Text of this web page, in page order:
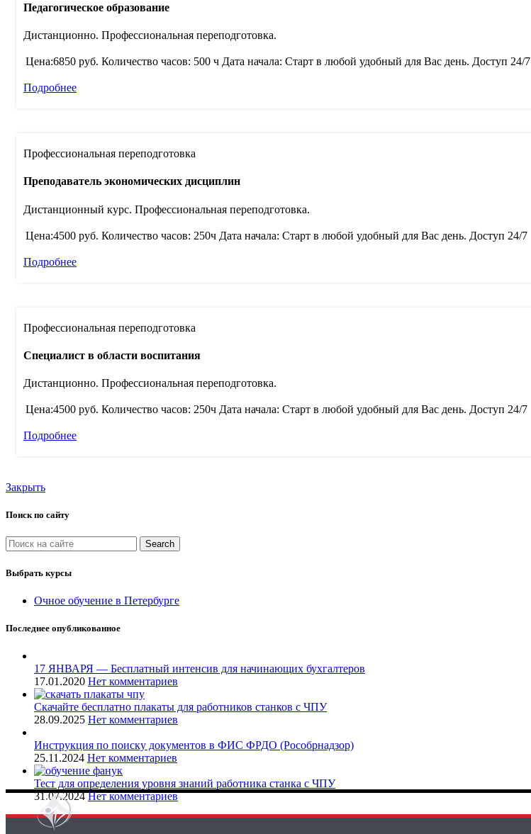
Педагогическое образование
Дистанционно. Профессиональная переподготовка.
Цена:6850 руб. Количество часов: 500 ч Дата начала: Старт в любой удобный для Вас день. Доступ 24/7
Подробнее
Профессиональная переподготовка
Преподаватель экономических дисциплин
Дистанционный курс. Профессиональная переподготовка.
Цена:4500 руб. Количество часов: 250ч Дата начала: Старт в любой удобный для Вас день. Доступ 24/7
Подробнее
Профессиональная переподготовка
Специалист в области воспитания
Дистанционно. Профессиональная переподготовка.
Цена:4500 руб. Количество часов: 250ч Дата начала: Старт в любой удобный для Вас день. Доступ 24/7
Подробнее
Закрыть
Поиск по сайту
Search
Выбрать курсы
Очное обучение в Петербурге
Последнее опубликованное
17 ЯНВАРЯ — Бесплатный интенсив для начинающих бухгалтеров
17.01.2020 Нет комментариев
Скачайте бесплатно плакаты для работников станков с ЧПУ
28.09.2025 Нет комментариев
Инструкция по поиску документов в ФИС ФРДО (Рособрнадзор)
25.11.2024 Нет комментариев
Тест для определения уровня знаний работника станка с ЧПУ
31.07.2024 Нет комментариев